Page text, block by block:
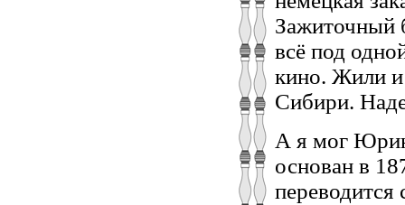
Зажиточный
всё под
кино. Жили и
Сибири.
А я мог
основан в